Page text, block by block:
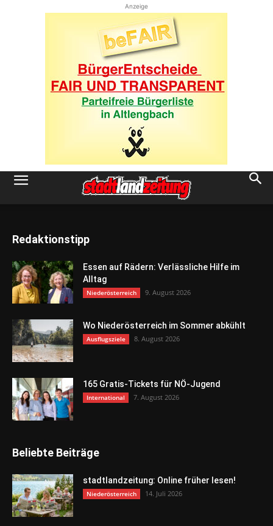
Anzeige
Redaktionstipp
Essen auf Rädern: Verlässliche Hilfe im
Alltag
Niederösterreich 9. August 2026
Wo Niederösterreich im Sommer abkühlt
Ausflugsziele 8. August 2026
165 Gratis-Tickets für NÖ-Jugend
International 7. August 2026
Beliebte Beiträge
stadtlandzeitung: Online früher lesen!
Niederösterreich 14. Juli 2026